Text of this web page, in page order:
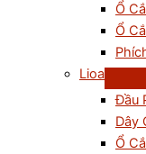
Ổ
Ổ
Lioa
Đầu
Dây
Ổ